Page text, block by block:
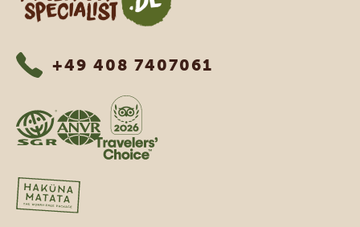
+49 408 7407061